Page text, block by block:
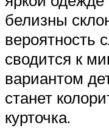
белизны
вероятность
сводится к
вариантом
станет
курточка.